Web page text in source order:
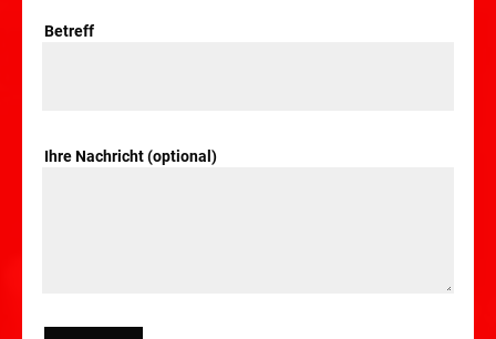
Betreff
Ihre Nachricht (optional)